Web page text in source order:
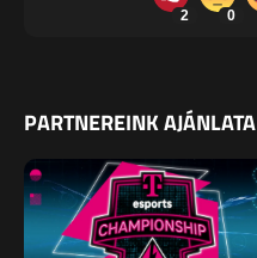
2 0
PARTNEREINK AJÁNLATA